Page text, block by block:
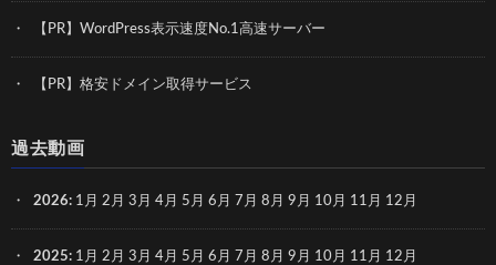
【PR】WordPress表示速度No.1高速サーバー
【PR】格安ドメイン取得サービス
過去動画
2026: 1月 2月 3月 4月 5月 6月 7月 8月 9月 10月 11月 12月
2025: 1月 2月 3月 4月 5月 6月 7月 8月 9月 10月 11月 12月